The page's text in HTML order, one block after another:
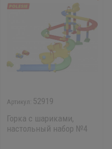
52919
Горка с шариками,
настольный набор №4